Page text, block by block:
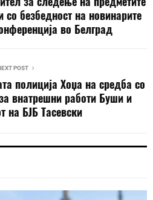
со безбедност на новинарите
во Белград
POST
полиција Хоџа на средба со
внатрешни работи Буши и
на БЈБ Тасевски